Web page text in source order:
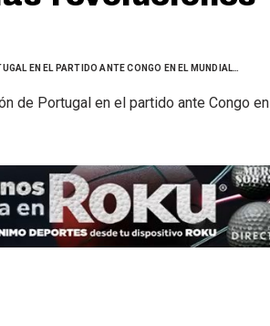
EN EL PARTIDO ANTE CONGO EN EL MUNDIAL…
de Portugal en el partido ante Congo